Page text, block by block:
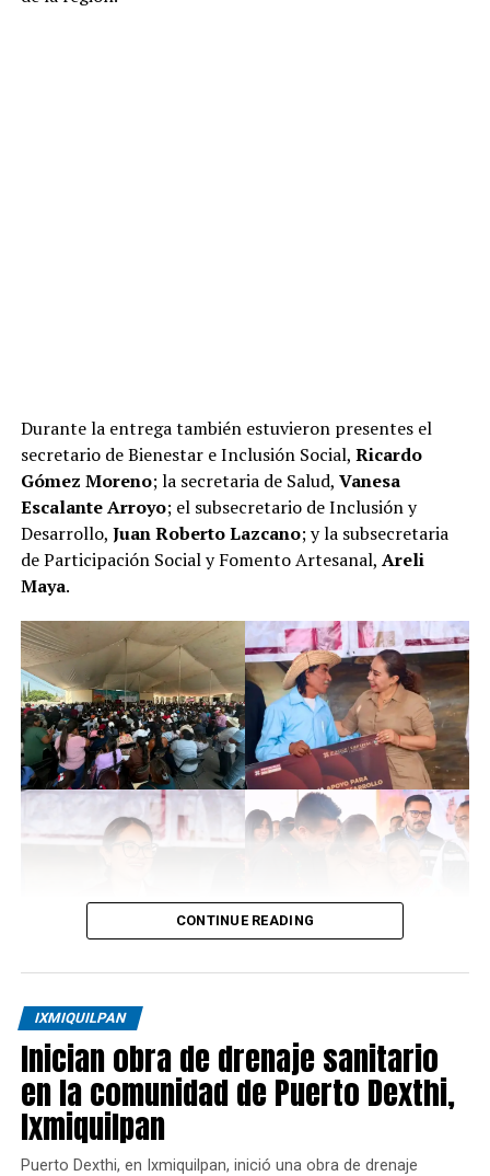
Durante la entrega también estuvieron presentes el
secretario de Bienestar e Inclusión Social, Ricardo
Gómez Moreno; la secretaria de Salud, Vanesa
Escalante Arroyo; el subsecretario de Inclusión y
Desarrollo, Juan Roberto Lazcano; y la subsecretaria
de Participación Social y Fomento Artesanal, Areli
Maya.
CONTINUE READING
IXMIQUILPAN
Inician obra de drenaje sanitario
en la comunidad de Puerto Dexthi,
Ixmiquilpan
Puerto Dexthi, en Ixmiquilpan, inició una obra de drenaje